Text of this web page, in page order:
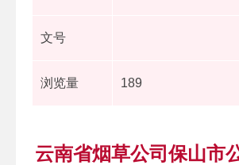
文号
浏览量 189
云南省烟草公司保山市